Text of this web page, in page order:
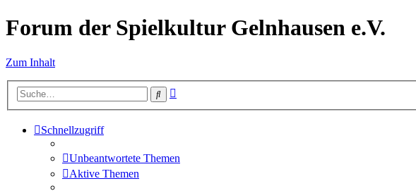
Forum der Spielkultur Gelnhausen e.V.
Zum Inhalt
Suche
Schnellzugriff
Unbeantwortete Themen
Aktive Themen